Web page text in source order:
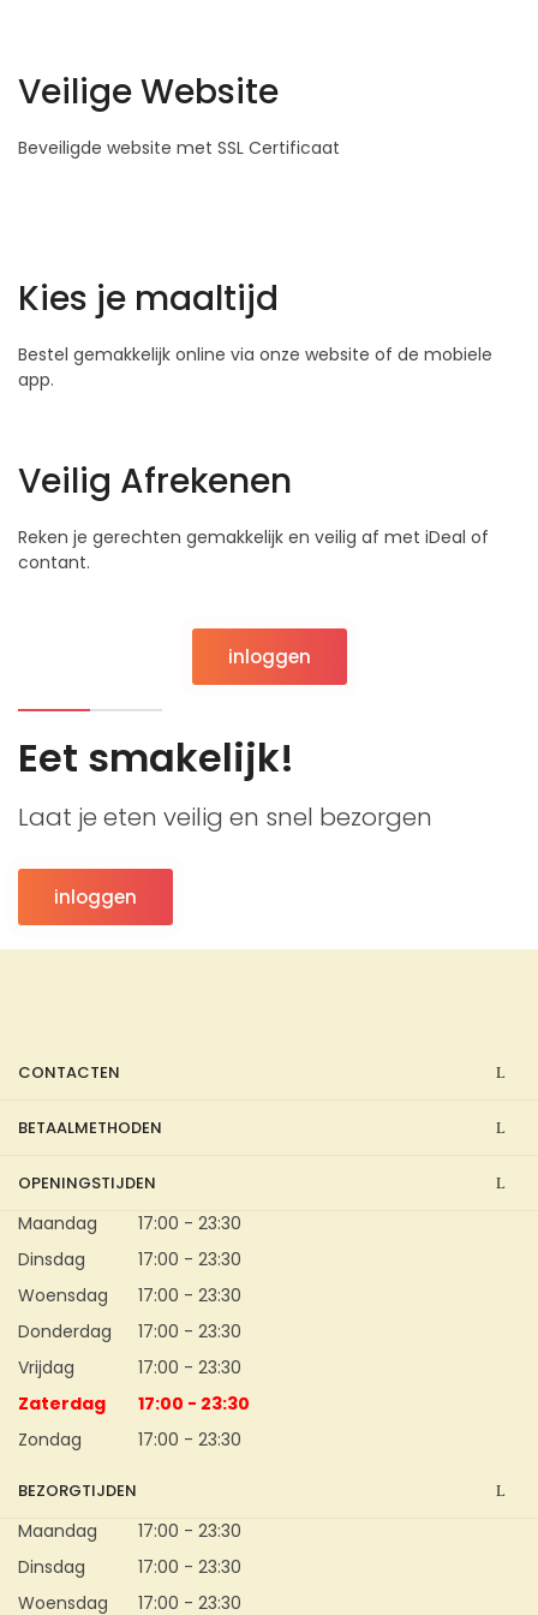
Veilige Website
Beveiligde website met SSL Certificaat
Kies je maaltijd
Bestel gemakkelijk online via onze website of de mobiele
app.
Veilig Afrekenen
Reken je gerechten gemakkelijk en veilig af met iDeal of
contant.
inloggen
Eet smakelijk!
Laat je eten veilig en snel bezorgen
inloggen
CONTACTEN
BETAALMETHODEN
OPENINGSTIJDEN
Maandag
17:00 - 23:30
Dinsdag
17:00 - 23:30
Woensdag
17:00 - 23:30
Donderdag
17:00 - 23:30
Vrijdag
17:00 - 23:30
Zaterdag
17:00 - 23:30
Zondag
17:00 - 23:30
BEZORGTIJDEN
Maandag
17:00 - 23:30
Dinsdag
17:00 - 23:30
Woensdag
17:00 - 23:30